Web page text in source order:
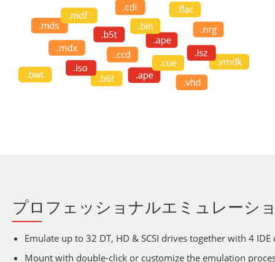
プロフェッショナルエミュレーシ
Emulate up to 32 DT, HD & SCSI drives together with 4 IDE
Mount with double-click or customize the emulation